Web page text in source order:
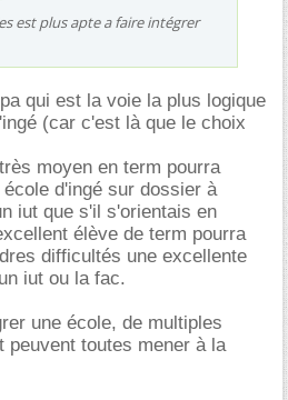
est plus apte a faire intégrer
qui est la voie la plus logique
(car c'est là que le choix
moyen en term pourra
d'ingé sur dossier à
iut que s'il s'orientais en
élève de term pourra
difficultés une excellente
iut ou la fac.
une école, de multiples
peuvent toutes mener à la